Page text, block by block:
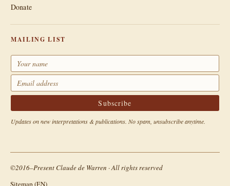
Donate
MAILING LIST
Updates on new interpretations & publications. No spam, unsubscribe anytime.
©2016–Present Claude de Warren · All rights reserved
Sitemap (EN)